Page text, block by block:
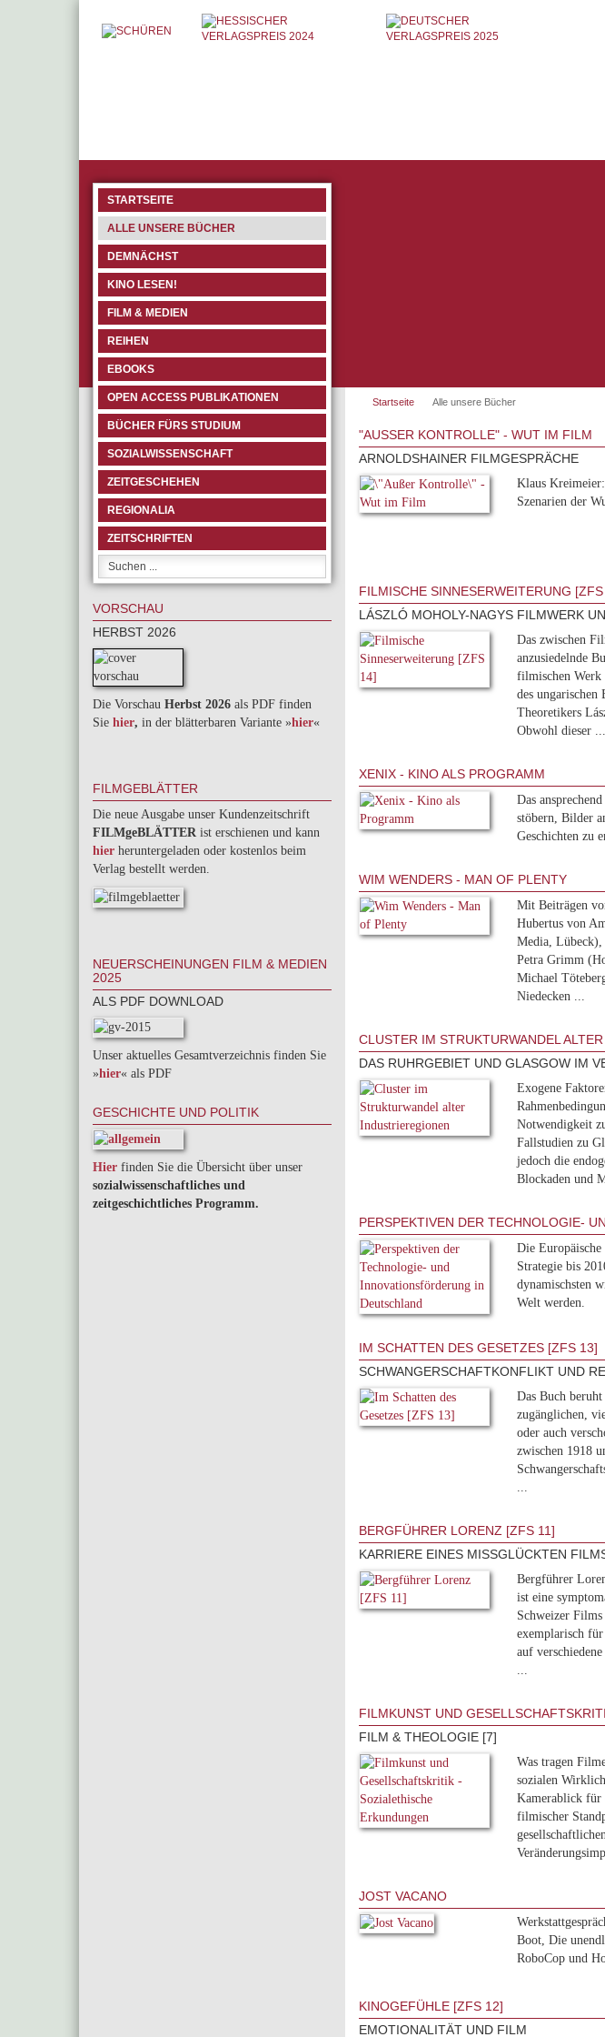
STARTSEITE
ALLE UNSERE BÜCHER
DEMNÄCHST
KINO LESEN!
FILM & MEDIEN
REIHEN
EBOOKS
OPEN ACCESS PUBLIKATIONEN
BÜCHER FÜRS STUDIUM
SOZIALWISSENSCHAFT
ZEITGESCHEHEN
REGIONALIA
ZEITSCHRIFTEN
VORSCHAU
HERBST 2026
Die Vorschau Herbst 2026 als PDF finden
Sie hier, in der blätterbaren Variante »hier«
FILMGEBLÄTTER
Die neue Ausgabe unser Kundenzeitschrift
FILMgeBLÄTTER ist erschienen und kann
hier heruntergeladen oder kostenlos beim
Verlag bestellt werden.
NEUERSCHEINUNGEN FILM & MEDIEN
2025
ALS PDF DOWNLOAD
Unser aktuelles Gesamtverzeichnis finden Sie
»hier« als PDF
GESCHICHTE UND POLITIK
Hier finden Sie die Übersicht über unser
sozialwissenschaftliches und
zeitgeschichtliches Programm.
Startseite Alle unsere Bücher
"AUSSER KONTROLLE" - WUT IM FILM
ARNOLDSHAINER FILMGESPRÄCHE
Klaus
Szenarien der
FILMISCHE SINNESERWEITERUNG
LÁSZLÓ MOHOLY-NAGYS FILMWERK
Das zwischen
anzusiedelnde
filmischen Werk
des ungarischen
Theoretikers
Obwohl dieser ...
XENIX - KINO ALS PROGRAMM
Das
stöbern, Bilder
Geschichten zu
WIM WENDERS - MAN OF PLENTY
Mit Beiträgen
Hubertus von
Media,
Petra Grimm
Michael
Niedecken ...
CLUSTER IM STRUKTURWANDEL
DAS RUHRGEBIET UND GLASGOW IM
Exogene
Notwendigkeit
Fallstudien zu
jedoch die
Blockaden und
PERSPEKTIVEN DER TECHNOLOGIE-
Die
Strategie bis
dynamischsten
Welt werden.
IM SCHATTEN DES GESETZES [ZFS 13]
SCHWANGERSCHAFTKONFLIKT UND
Das Buch
zugänglichen,
oder auch
zwischen 1918
...
BERGFÜHRER LORENZ [ZFS 11]
KARRIERE EINES MISSGLÜCKTEN
Bergführer
ist eine
Schweizer Films
exemplarisch
auf
...
FILMKUNST UND
FILM & THEOLOGIE [7]
Was tragen
sozialen
Kamerablick für
filmischer
JOST VACANO
Boot, Die
RoboCop und
KINOGEFÜHLE [ZFS 12]
EMOTIONALITÄT UND FILM